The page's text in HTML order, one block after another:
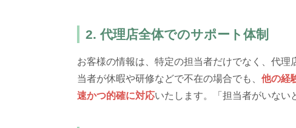
2. 代理店全体でのサポート体制
お客様の情報は、特定の担当者だけでなく、代
当者が休暇や研修などで不在の場合でも、 他の経
速かつ的確に対応いたします。「担当者がいない